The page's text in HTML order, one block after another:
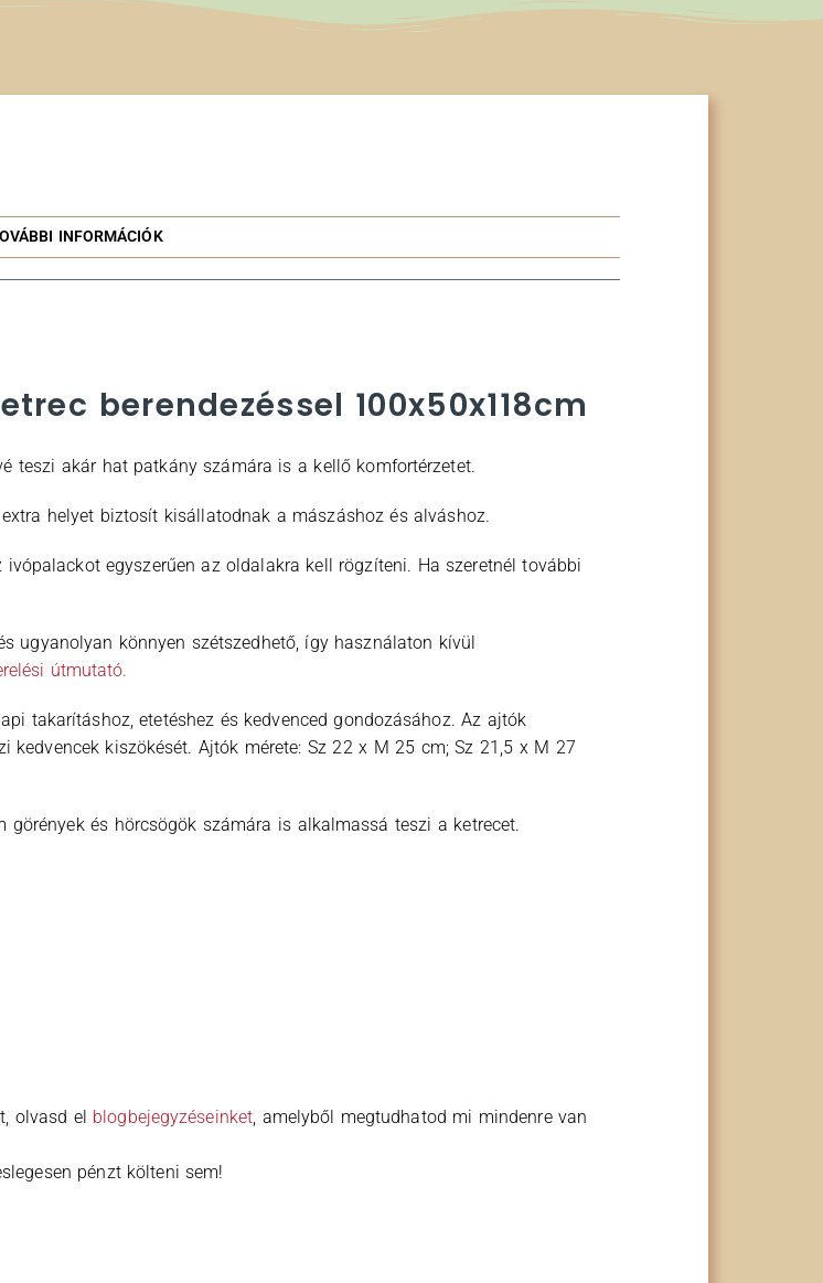
INFORMÁCIÓK
berendezéssel 100x50x118cm
teszi akár hat patkány számára is a kellő komfortérzetet.
helyet biztosít kisállatodnak a mászáshoz és alváshoz.
egyszerűen az oldalakra kell rögzíteni. Ha szeretnél további
ugyanolyan könnyen szétszedhető, így használaton kívül
útmutató.
takarításhoz, etetéshez és kedvenced gondozásához. Az ajtók
kiszökését. Ajtók mérete: Sz 22 x M 25 cm; Sz 21,5 x M 27
és hörcsögök számára is alkalmassá teszi a ketrecet.
olvasd el blogbejegyzéseinket, amelyből megtudhatod mi mindenre van
pénzt költeni sem!